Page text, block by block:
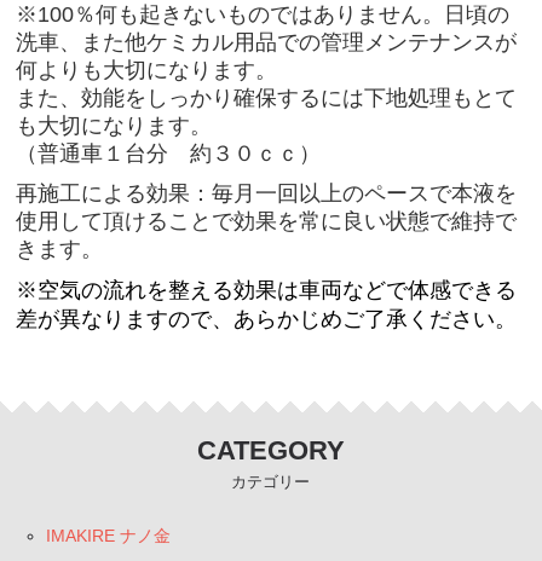
※100％何も起きないものではありません。日頃の
洗車、また他ケミカル用品での管理メンテナンスが
何よりも大切になります。
また、効能をしっかり確保するには下地処理もとて
も大切になります。
（普通車１台分 約３０ｃｃ）
再施工による効果：毎月一回以上のペースで本液を
使用して頂けることで効果を常に良い状態で維持で
きます。
※空気の流れを整える効果は車両などで体感できる
差が異なりますので、あらかじめご了承ください。
CATEGORY
カテゴリー
IMAKIRE ナノ金